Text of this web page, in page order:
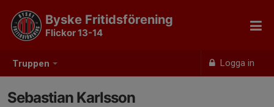
Truppen Logga in
Byske Fritidsförening
Flickor 13-14
Sebastian Karlsson